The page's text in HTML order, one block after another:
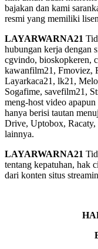
bajakan dan kami
resmi yang memiliki
LAYARWARNA21
hubungan kerja dengan
cgvindo, bioskopkeren,
kawanfilm21, Fmoviez,
Layarkaca21, lk21,
Sogafime, savefilm21,
meng-host video
hanya berisi tautan
Drive, Uptobox, Racaty,
lainnya.
LAYARWARNA21
tentang kepatuhan, hak
dari konten situs